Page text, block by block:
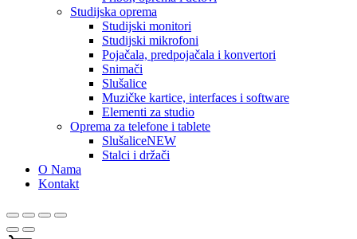
Studijska oprema
Studijski monitori
Studijski mikrofoni
Pojačala, predpojačala i konvertori
Snimači
Slušalice
Muzičke kartice, interfaces i software
Elementi za studio
Oprema za telefone i tablete
SlušaliceNEW
Stalci i držači
O Nama
Kontakt